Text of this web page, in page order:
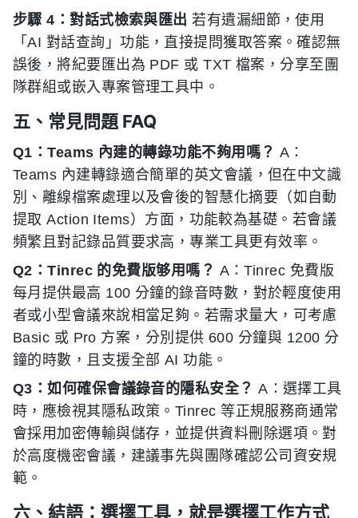
步驟 4：對話式檢索與匯出 若有遺漏細節，使用
「AI 對話查詢」功能，直接提問獲取答案。確認無
誤後，將紀要匯出為 PDF 或 TXT 檔案，分享至團
隊群組或嵌入專案管理工具中。
五、常見問題 FAQ
Q1：Teams 內建的轉錄功能不夠用嗎？ A：
Teams 內建轉錄適合簡單的英文會議，但在中文識
別、離線檔案處理以及會後的智慧化摘要（如自動
提取 Action Items）方面，功能較為基礎。若會議
頻繁且對記錄品質要求高，專業工具更有效率。
Q2：Tinrec 的免費版够用嗎？ A：Tinrec 免費版
每月提供最高 100 分鐘的錄音時數，對於輕度使用
者或小型會議來說相當足夠。若需求量大，可考慮
Basic 或 Pro 方案，分別提供 600 分鐘與 1200 分
鐘的時數，且支援全部 AI 功能。
Q3：如何確保會議錄音的隱私安全？ A：選擇工具
時，應檢視其隱私政策。Tinrec 等正規服務商通常
會採用加密傳輸與儲存，並提供資料刪除選項。對
於高度機密會議，建議事先與團隊確認公司資安規
範。
六、結語：選擇工具，就是選擇工作方式